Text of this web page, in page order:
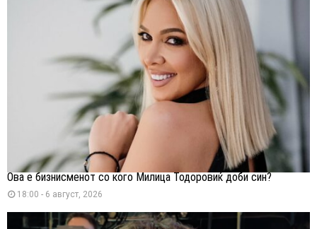
Ова е бизнисменот со кого Милица Тодоровиќ доби син?
18:00 - 6 август, 2026